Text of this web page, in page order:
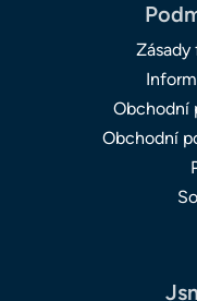
Obchodní
Obchodní